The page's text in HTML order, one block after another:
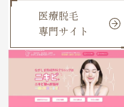
医療脱毛
専門サイト